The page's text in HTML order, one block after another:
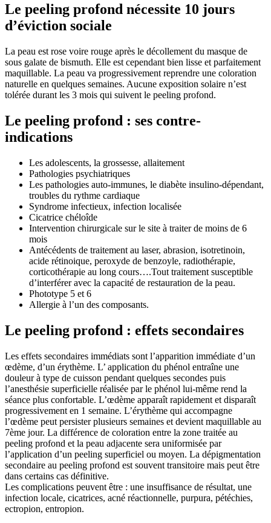
Le peeling profond nécessite 10 jours
d’éviction sociale
La peau est rose voire rouge après le décollement du masque de
sous galate de bismuth. Elle est cependant bien lisse et parfaitement
maquillable. La peau va progressivement reprendre une coloration
naturelle en quelques semaines. Aucune exposition solaire n’est
tolérée durant les 3 mois qui suivent le peeling profond.
Le peeling profond : ses contre-
indications
Les adolescents, la grossesse, allaitement
Pathologies psychiatriques
Les pathologies auto-immunes, le diabète insulino-dépendant,
troubles du rythme cardiaque
Syndrome infectieux, infection localisée
Cicatrice chéloîde
Intervention chirurgicale sur le site à traiter de moins de 6
mois
Antécédents de traitement au laser, abrasion, isotretinoin,
acide rétinoique, peroxyde de benzoyle, radiothérapie,
corticothérapie au long cours….Tout traitement susceptible
d’interférer avec la capacité de restauration de la peau.
Phototype 5 et 6
Allergie à l’un des composants.
Le peeling profond : effets secondaires
Les effets secondaires immédiats sont l’apparition immédiate d’un
œdème, d’un érythème. L’ application du phénol entraîne une
douleur à type de cuisson pendant quelques secondes puis
l’anesthésie superficielle réalisée par le phénol lui-même rend la
séance plus confortable. L’œdème apparaît rapidement et disparaît
progressivement en 1 semaine. L’érythème qui accompagne
l’œdème peut persister plusieurs semaines et devient maquillable au
7ème jour. La différence de coloration entre la zone traitée au
peeling profond et la peau adjacente sera uniformisée par
l’application d’un peeling superficiel ou moyen. La dépigmentation
secondaire au peeling profond est souvent transitoire mais peut être
dans certains cas définitive.
Les complications peuvent être : une insuffisance de résultat, une
infection locale, cicatrices, acné réactionnelle, purpura, pétéchies,
ectropion, entropion.